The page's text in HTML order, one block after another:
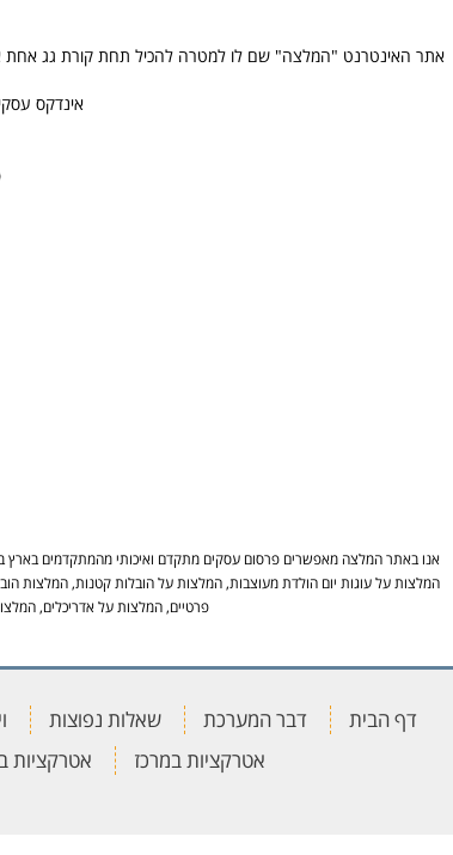
אתר האינטרנט "המלצה" שם לו למטרה להכיל תחת קורת גג אחת את
אינדקס
אנו באתר המלצה מאפשרים פרסום עסקים מתקדם ואיכותי מהמתקדמים בארץ
המלצות על עוגות יום הולדת מעוצבות, המלצות על הובלות קטנות, המלצות
פרטיים, המלצות על אדריכלים,
דף הבית דבר המערכת שאלות נפוצות
אטרקציות במרכז
אטרקציות